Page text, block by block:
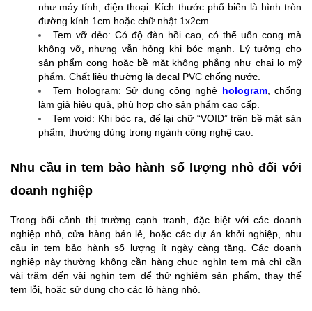
như máy tính, điện thoại. Kích thước phổ biến là hình tròn
đường kính 1cm hoặc chữ nhật 1x2cm.
Tem vỡ dẻo: Có độ đàn hồi cao, có thể uốn cong mà
không vỡ, nhưng vẫn hỏng khi bóc mạnh. Lý tưởng cho
sản phẩm cong hoặc bề mặt không phẳng như chai lọ mỹ
phẩm. Chất liệu thường là decal PVC chống nước.
Tem hologram: Sử dụng công nghệ hologram, chống
làm giả hiệu quả, phù hợp cho sản phẩm cao cấp.
Tem void: Khi bóc ra, để lại chữ “VOID” trên bề mặt sản
phẩm, thường dùng trong ngành công nghệ cao.
Nhu cầu in tem bảo hành số lượng nhỏ đối với
doanh nghiệp
Trong bối cảnh thị trường cạnh tranh, đặc biệt với các doanh
nghiệp nhỏ, cửa hàng bán lẻ, hoặc các dự án khởi nghiệp, nhu
cầu in tem bảo hành số lượng ít ngày càng tăng. Các doanh
nghiệp này thường không cần hàng chục nghìn tem mà chỉ cần
vài trăm đến vài nghìn tem để thử nghiệm sản phẩm, thay thế
tem lỗi, hoặc sử dụng cho các lô hàng nhỏ.